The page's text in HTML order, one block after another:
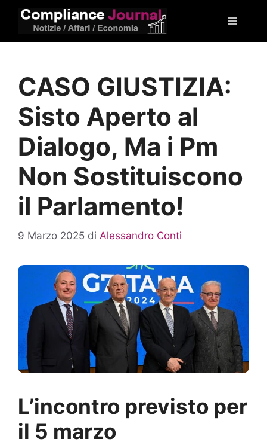
Menu
CASO GIUSTIZIA:
Sisto Aperto al
Dialogo, Ma i Pm
Non Sostituiscono
il Parlamento!
9 Marzo 2025 di Alessandro Conti
L’incontro previsto per
il 5 marzo